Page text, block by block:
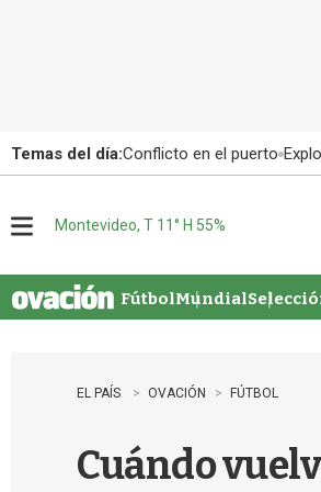
Temas del día:Conflicto en el puerto
u
Montevideo, T 11° H 55%
FútbolMundial
EL PAÍS OVACIÓN FÚTBOL
Cuándo